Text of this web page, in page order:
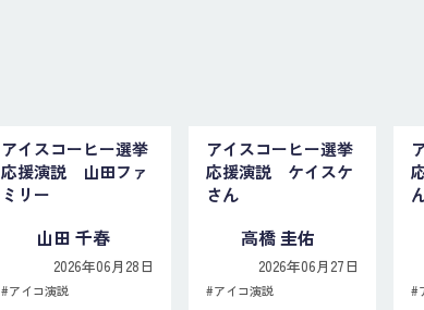
アイスコーヒー選挙
応援演説 山田ファ
ミリー
山田 千春
2026年06月28日
#アイコ演説
アイスコーヒー選挙
応援演説 ケイスケ
さん
高橋 圭佑
2026年06月27日
#アイコ演説 #